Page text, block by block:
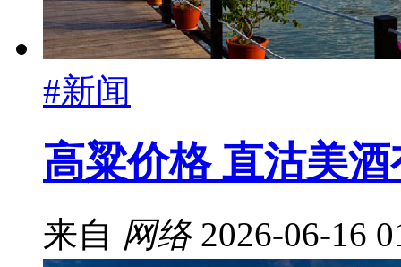
#新闻
高粱价格 直沽美
来自 网络 2026-06-16